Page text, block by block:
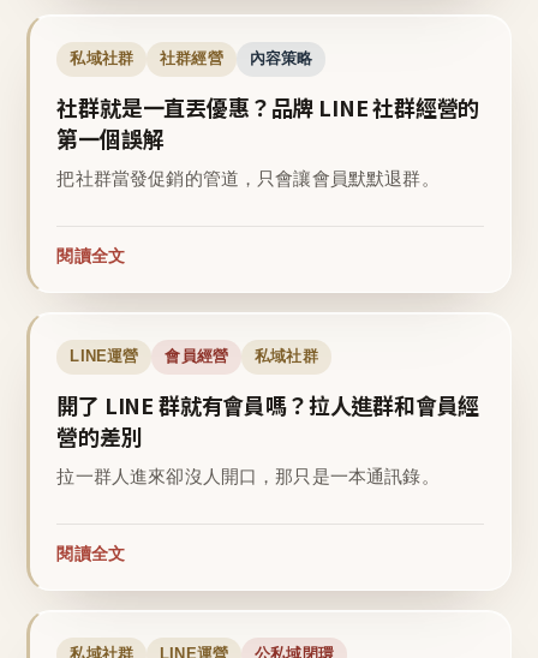
私域社群 社群經營 內容策略
社群就是一直丟優惠？品牌 LINE 社群經營的
第一個誤解
把社群當發促銷的管道，只會讓會員默默退群。
閱讀全文
LINE運營 會員經營 私域社群
開了 LINE 群就有會員嗎？拉人進群和會員經
營的差別
拉一群人進來卻沒人開口，那只是一本通訊錄。
閱讀全文